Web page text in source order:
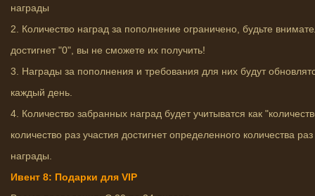
награды
2. Количество наград за пополнение ограничено, будьте
достигнет "0", вы не сможете их получить!
3. Награды за пополнения и требования для них будут
каждый день.
4. Количество забранных наград будет учитыватся как
количество раз участия достигнет определенного количества
награды.
Ивент 8: Подарки для VIP